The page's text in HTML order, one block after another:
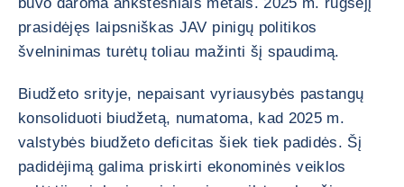
prasidėjęs laipsniškas JAV pinigų politikos
švelninimas turėtų toliau mažinti šį spaudimą.
Biudžeto srityje, nepaisant vyriausybės pastangų
konsoliduoti biudžetą, numatoma, kad 2025 m.
valstybės biudžeto deficitas šiek tiek padidės. Šį
padidėjimą galima priskirti ekonominės veiklos